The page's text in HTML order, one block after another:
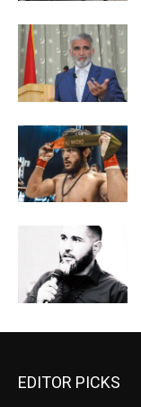
EDITOR PICKS